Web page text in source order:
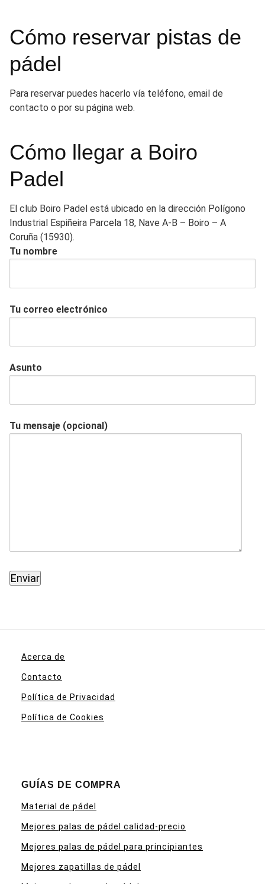
Cómo reservar pistas de
pádel
Para reservar puedes hacerlo vía teléfono, email de
contacto o por su página web.
Cómo llegar a Boiro
Padel
El club Boiro Padel está ubicado en la dirección Polígono
Industrial Espiñeira Parcela 18, Nave A-B – Boiro – A
Coruña (15930).
Tu nombre
Tu correo electrónico
Asunto
Tu mensaje (opcional)
Acerca de
Contacto
Política de Privacidad
Política de Cookies
GUÍAS DE COMPRA
Material de pádel
Mejores palas de pádel calidad-precio
Mejores palas de pádel para principiantes
Mejores zapatillas de pádel